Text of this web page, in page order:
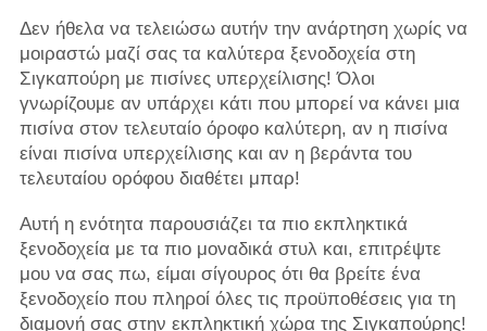
Δεν ήθελα να τελειώσω αυτήν την ανάρτηση χωρίς να
μοιραστώ μαζί σας τα καλύτερα ξενοδοχεία στη
Σιγκαπούρη με πισίνες υπερχείλισης! Όλοι
γνωρίζουμε αν υπάρχει κάτι που μπορεί να κάνει μια
πισίνα στον τελευταίο όροφο καλύτερη, αν η πισίνα
είναι πισίνα υπερχείλισης και αν η βεράντα του
τελευταίου ορόφου διαθέτει μπαρ!
Αυτή η ενότητα παρουσιάζει τα πιο εκπληκτικά
ξενοδοχεία με τα πιο μοναδικά στυλ και, επιτρέψτε
μου να σας πω, είμαι σίγουρος ότι θα βρείτε ένα
ξενοδοχείο που πληροί όλες τις προϋποθέσεις για τη
διαμονή σας στην εκπληκτική χώρα της Σιγκαπούρης!